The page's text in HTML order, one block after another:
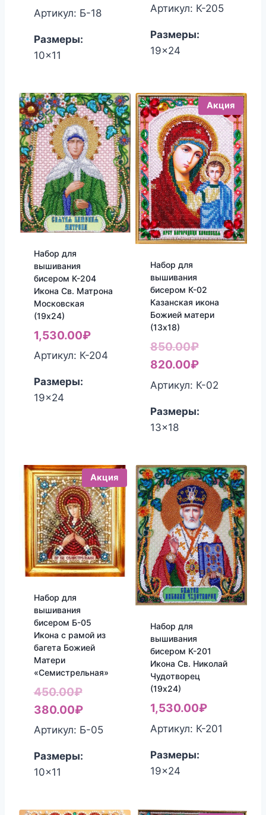
составляла
цена:
Артикул: Б-18
Размеры:
10x11
Артикул: К-205
Размеры:
19x24
Набор для
вышивания
бисером К-204
Икона Св. Матрона
Московская
(19х24)
1,530.00₽
Артикул: К-204
Размеры:
19x24
Акция
Набор для
вышивания
бисером К-02
Казанская икона
Божией матери
(13х18)
850.00₽
цена
составляла
820.00₽Текущая
цена:
Артикул: К-02
Размеры:
13x18
Акция
Набор для
вышивания
бисером Б-05
Икона с рамой из
багета Божией
Матери
«Семистрельная»
450.00₽Первоначальная
цена
составляла
380.00₽Текущая
цена:
Артикул: Б-05
Размеры:
10x11
Набор для
вышивания
бисером К-201
Икона Св. Николай
Чудотворец
(19х24)
1,530.00₽
Артикул: К-201
Размеры:
19x24